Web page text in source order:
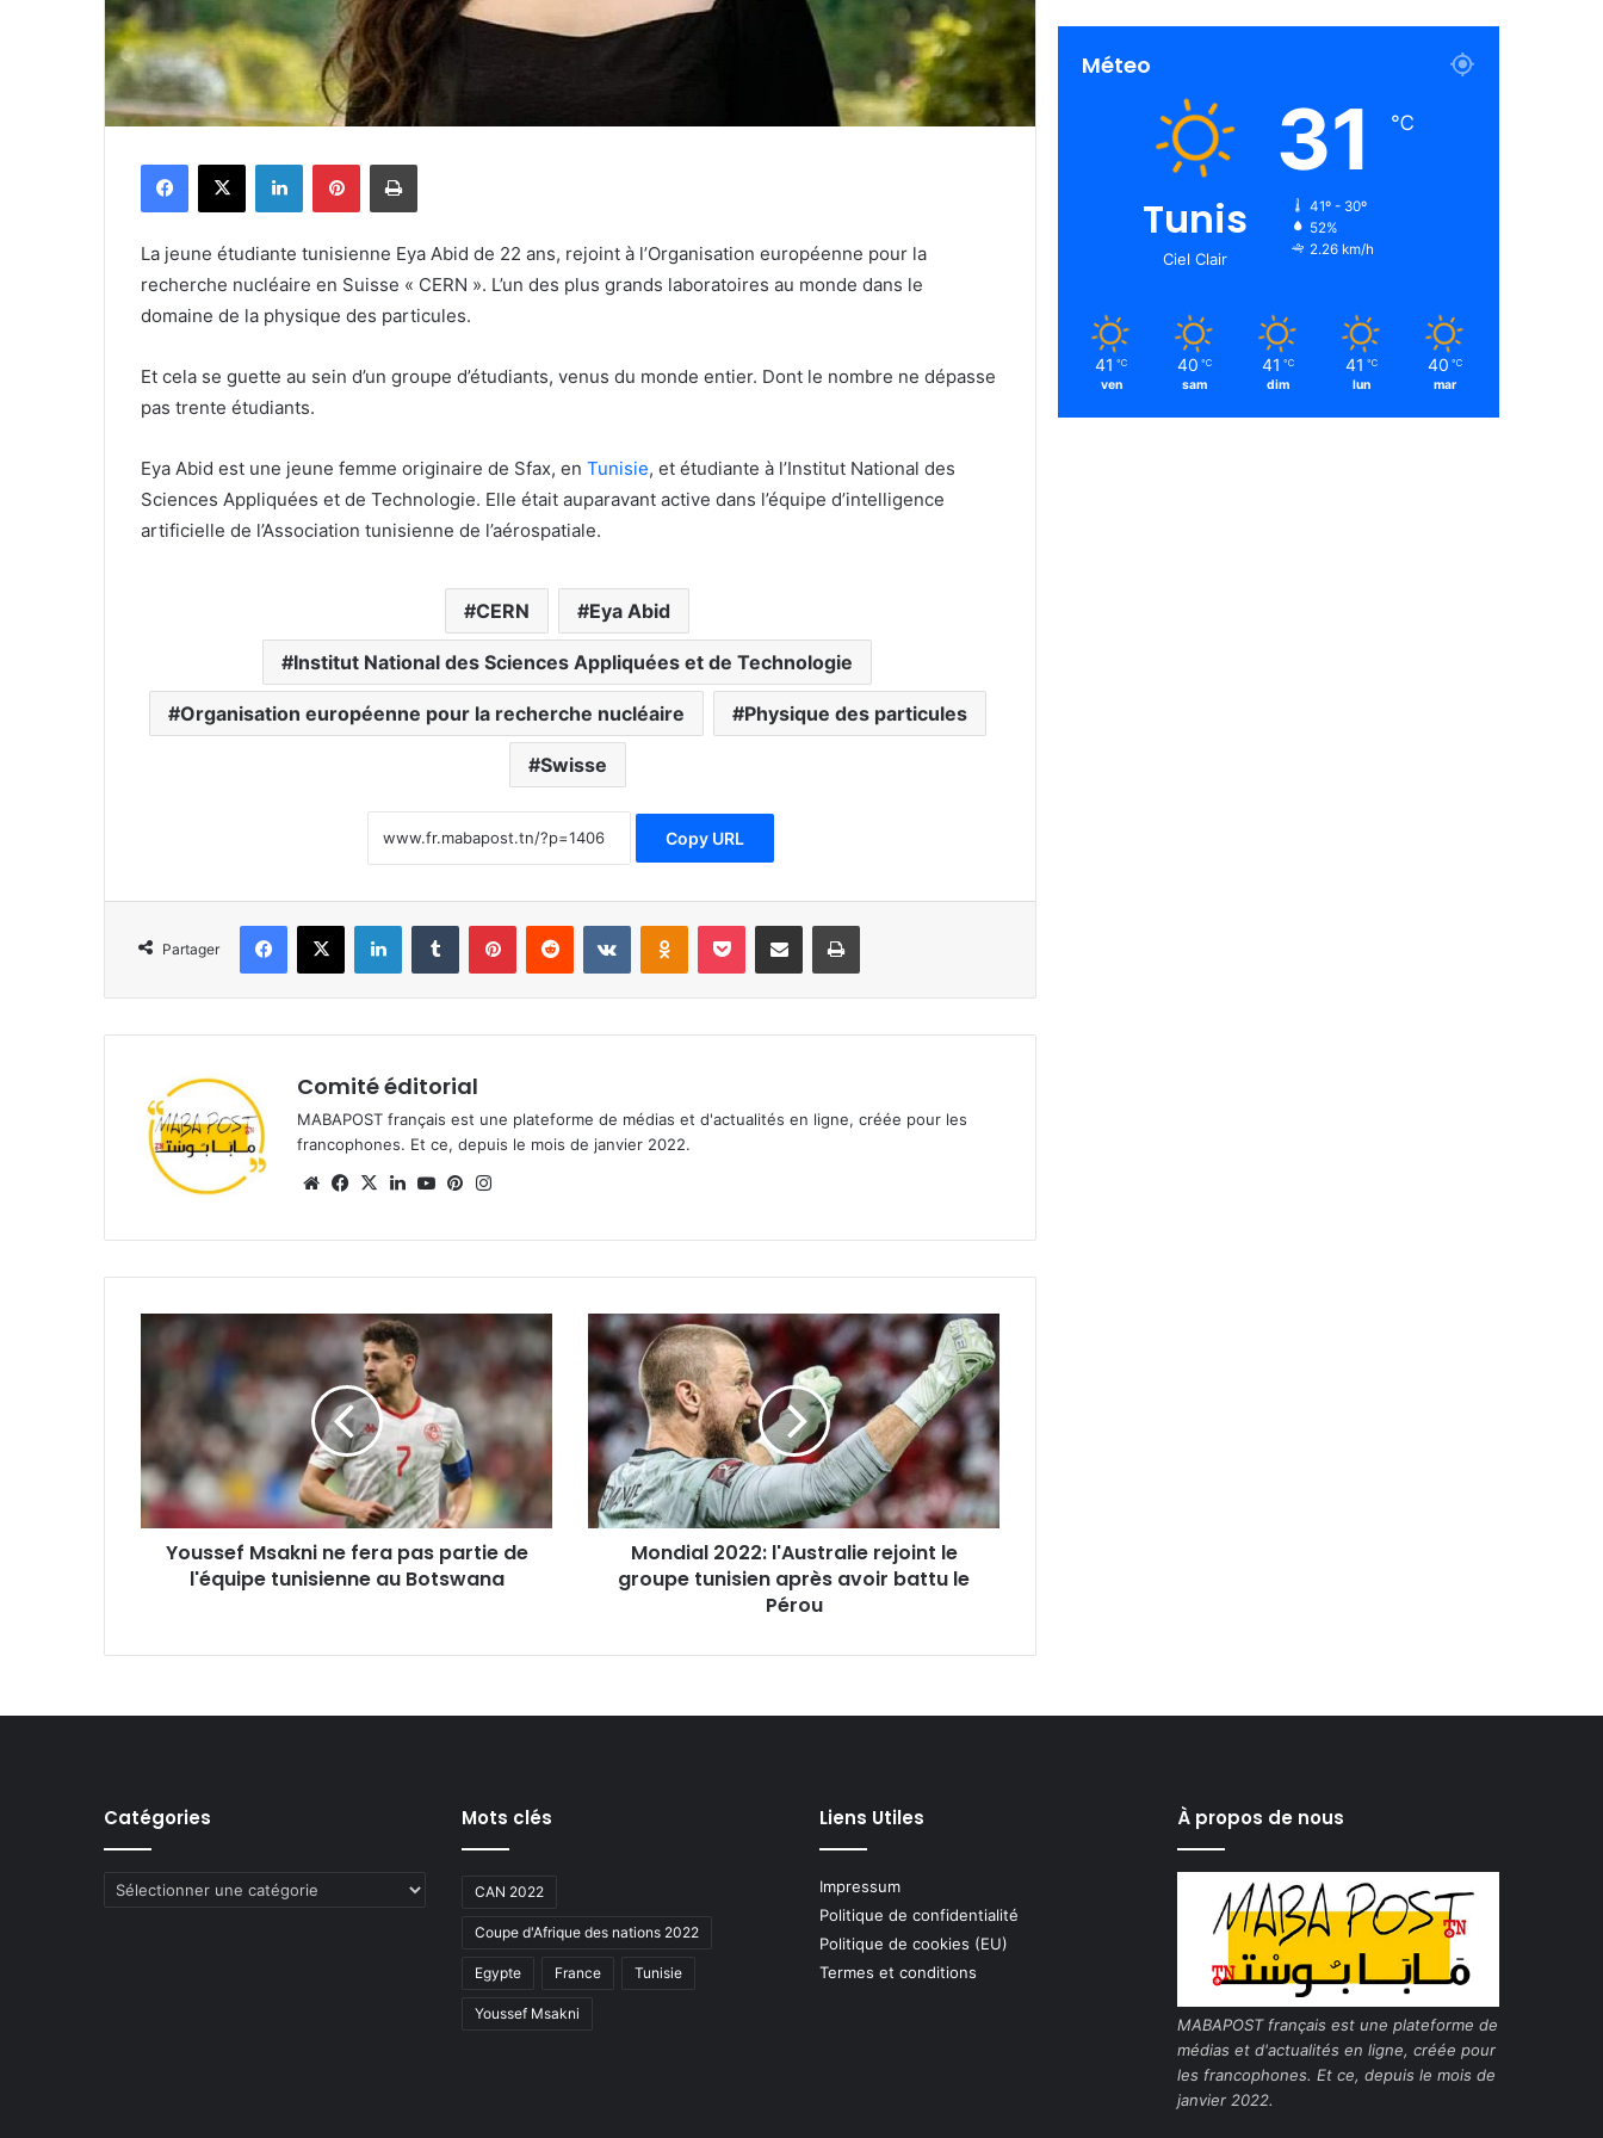
Facebook
X LinkedinPinterestImprimer
La jeune étudiante tunisienne Eya Abid de 22 ans, rejoint à l’Organisation européenne pour la
recherche nucléaire en Suisse « CERN ». L’un des plus grands laboratoires au monde dans le
domaine de la physique des particules.
Et cela se guette au sein d’un groupe d’étudiants, venus du monde entier. Dont le nombre ne dépasse
pas trente étudiants.
Eya Abid est une jeune femme originaire de Sfax, en Tunisie, et étudiante à l’Institut National des
Sciences Appliquées et de Technologie. Elle était auparavant active dans l’équipe d’intelligence
artificielle de l’Association tunisienne de l’aérospatiale.
CERN Eya Abid
Institut National des Sciences Appliquées et de Technologie
Organisation européenne pour la recherche nucléaire Physique des particules
Swisse
Copy URL
Partager
Facebook
X LinkedinTumblr PinterestReddit VKontakteOdnoklassniki
Pocket Partager par email Imprimer
Comité éditorial
MABAPOST français est une plateforme de médias et d'actualités en ligne, créée pour les
francophones. Et ce, depuis le mois de janvier 2022.
WebsiteFacebook
X Linkedin
YouTubePinterest
Youssef
Msakni
partie
de
l'équipe
tunisienne
Botswana
Youssef Msakni ne fera pas partie de
l'équipe tunisienne au Botswana
Mondial
2022:
l'Australie
rejoint
le
groupe
tunisien
après
avoir
Mondial 2022: l'Australie rejoint le
groupe tunisien après avoir battu le
Pérou
Méteo
Tunis
Ciel Clair
31 ℃
41º - 30º
52%
2.26 km/h
41 ℃
ven
40 ℃
sam
41 ℃
dim
41 ℃
lun
40 ℃
mar
Catégories
Catégories
Mots clés
CAN 2022
Coupe d'Afrique des nations 2022
Egypte France Tunisie
Youssef Msakni
Liens Utiles
Impressum
Politique de confidentialité
Politique de cookies (EU)
Termes et conditions
À propos de nous
MABAPOST français est une plateforme de
médias et d'actualités en ligne, créée pour
les francophones. Et ce, depuis le mois de
janvier 2022.